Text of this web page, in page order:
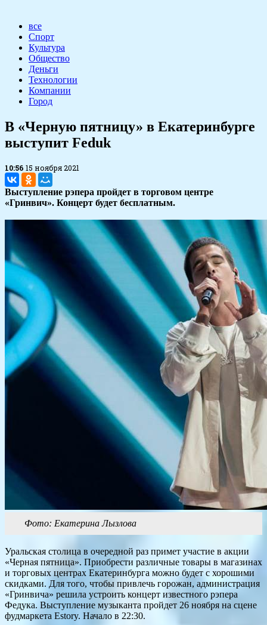
все
Спорт
Культура
Общество
Деньги
Технологии
Компании
Город
В «Черную пятницу» в Екатеринбурге
выступит Feduk
10:56 15 ноября 2021
Выступление рэпера пройдет в торговом центре
«Гринвич». Концерт будет бесплатным.
Фото: Екатерина Лызлова
Уральская столица в очередной раз примет участие в акции
«Черная пятница». Приобрести различные товары в магазинах
и торговых центрах Екатеринбурга можно будет с хорошими
скидками. Для того, чтобы привлечь горожан, администрация
«Гринвича» решила устроить концерт известного рэпера
Федука. Выступление музыканта пройдет 26 ноября на сцене
фудмаркета Estory. Начало в 22:30.